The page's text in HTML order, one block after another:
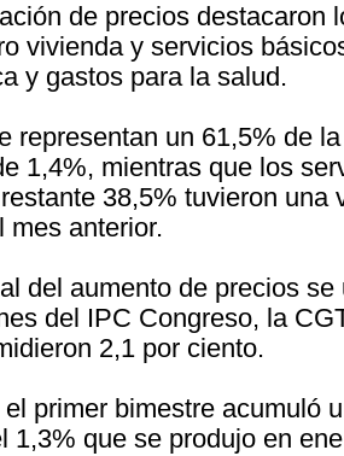
de precios destacaron
vivienda y servicios
y gastos para la salud.
representan un 61,5% de
1,4%, mientras que los
38,5% tuvieron una
mes anterior.
del aumento de precios
del IPC Congreso, la
2,1 por ciento.
primer bimestre acumuló
1,3% que se produjo en